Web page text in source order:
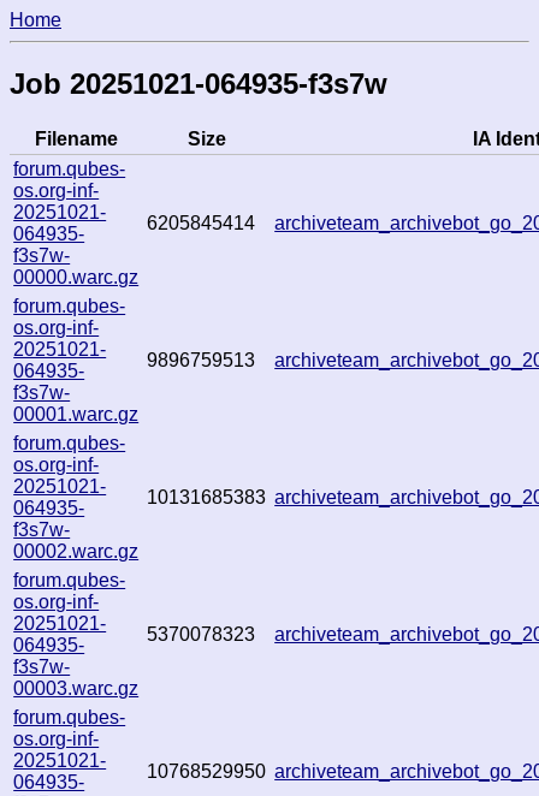
Home
Job 20251021-064935-f3s7w
Filename Size
IA
forum.qubes-
os.org-inf-
20251021-
064935-
f3s7w-
00000.warc.gz
6205845414
forum.qubes-
os.org-inf-
20251021-
064935-
f3s7w-
00001.warc.gz
9896759513
forum.qubes-
os.org-inf-
20251021-
064935-
f3s7w-
00002.warc.gz
10131685383
forum.qubes-
os.org-inf-
20251021-
064935-
f3s7w-
00003.warc.gz
5370078323
forum.qubes-
os.org-inf-
20251021-
064935-
10768529950